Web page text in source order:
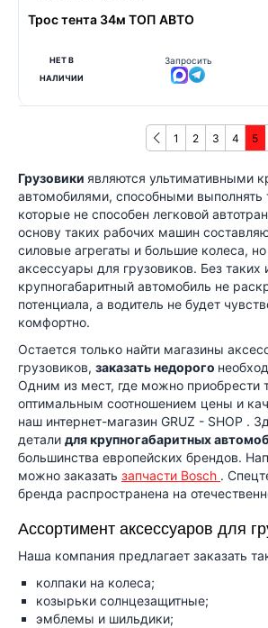
Трос тента 34м ТОП АВТО
НЕТ В
НАЛИЧИИ
Запросить
1 2 3 4 5
Грузовики являются ультимативными
автомобилями, способными выполнять
которые не способен легковой
основу таких рабочих машин
силовые агрегаты и большие колеса,
аксессуары для грузовиков. Без таких
крупногабаритный автомобиль не
потенциала, а водитель не будет
комфортно.
Остается только найти магазины
грузовиков, заказать недорого
Одним из мест, где можно приобрести
оптимальным соотношением цены и
наш интернет-магазин GRUZ - SHOP .
детали для крупногабаритных
большинства европейских брендов.
можно заказать запчасти Bosch .
бренда распространена на
Ассортимент аксессуаров для
Наша компания предлагает заказать
колпаки на колеса;
козырьки солнцезащитные;
эмблемы и шильдики;